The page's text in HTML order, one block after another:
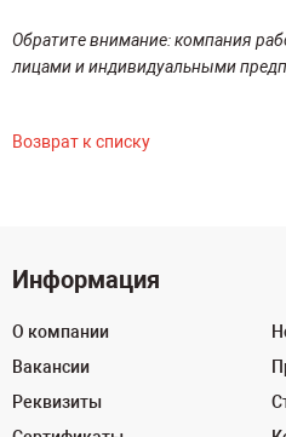
Обратите внимание: компания
лицами и индивидуальными
Возврат к списку
Информация
О компании
Вакансии
Реквизиты